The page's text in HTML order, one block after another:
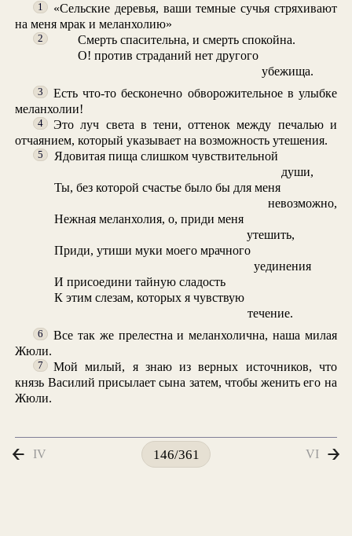
1
«Сельские деревья, ваши темные сучья стряхивают
на меня мрак и меланхолию»
2
Смерть спасительна, и смерть спокойна.
О! против страданий нет другого
убежища.
3
Есть что-то бесконечно обворожительное в улыбке
меланхолии!
4
Это луч света в тени, оттенок между печалью и
отчаянием, который указывает на возможность утешения.
5
Ядовитая пища слишком чувствительной
души,
Ты, без которой счастье было бы для меня
невозможно,
Нежная меланхолия, о, приди меня
утешить,
Приди, утиши муки моего мрачного
уединения
И присоедини тайную сладость
К этим слезам, которых я чувствую
течение.
6
Все так же прелестна и меланхолична, наша милая
Жюли.
7
Мой милый, я знаю из верных источников, что
князь Василий присылает сына затем, чтобы женить его на
Жюли.
IV 146/361 VI